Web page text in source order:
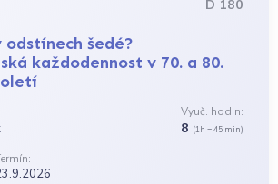
D 180
šedé?
každodennost v 70. a 80.
Vyuč. hodin:
8 (1h = 45 min)